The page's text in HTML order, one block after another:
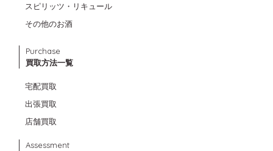
スピリッツ・リキュール
その他のお酒
Purchase
買取方法一覧
宅配買取
出張買取
店舗買取
Assessment